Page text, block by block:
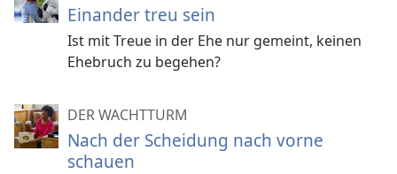
Einander treu sein
Ist mit Treue in der Ehe nur gemeint, keinen
Ehebruch zu begehen?
DER WACHTTURM
Nach der Scheidung nach vorne
schauen